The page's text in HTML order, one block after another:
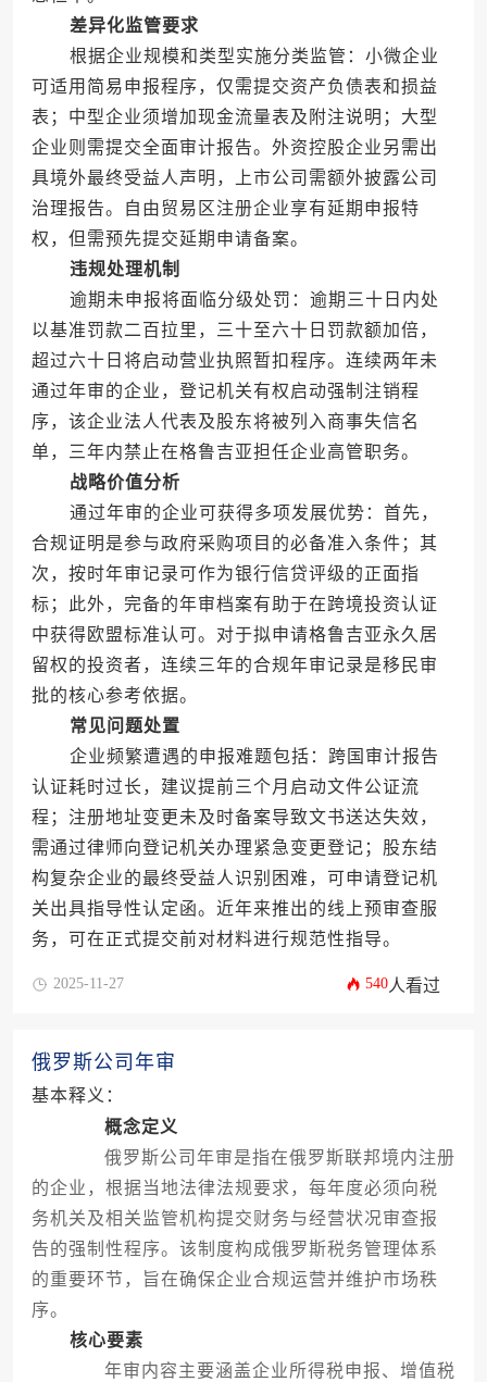
差异化监管要求
根据企业规模和类型实施分类监管：小微企业
可适用简易申报程序，仅需提交资产负债表和损益
表；中型企业须增加现金流量表及附注说明；大型
企业则需提交全面审计报告。外资控股企业另需出
具境外最终受益人声明，上市公司需额外披露公司
治理报告。自由贸易区注册企业享有延期申报特
权，但需预先提交延期申请备案。
违规处理机制
逾期未申报将面临分级处罚：逾期三十日内处
以基准罚款二百拉里，三十至六十日罚款额加倍，
超过六十日将启动营业执照暂扣程序。连续两年未
通过年审的企业，登记机关有权启动强制注销程
序，该企业法人代表及股东将被列入商事失信名
单，三年内禁止在格鲁吉亚担任企业高管职务。
战略价值分析
通过年审的企业可获得多项发展优势：首先，
合规证明是参与政府采购项目的必备准入条件；其
次，按时年审记录可作为银行信贷评级的正面指
标；此外，完备的年审档案有助于在跨境投资认证
中获得欧盟标准认可。对于拟申请格鲁吉亚永久居
留权的投资者，连续三年的合规年审记录是移民审
批的核心参考依据。
常见问题处置
企业频繁遭遇的申报难题包括：跨国审计报告
认证耗时过长，建议提前三个月启动文件公证流
程；注册地址变更未及时备案导致文书送达失效，
需通过律师向登记机关办理紧急变更登记；股东结
构复杂企业的最终受益人识别困难，可申请登记机
关出具指导性认定函。近年来推出的线上预审查服
务，可在正式提交前对材料进行规范性指导。
2025-11-27 540人看过
俄罗斯公司年审
基本释义：
概念定义
俄罗斯公司年审是指在俄罗斯联邦境内注册
的企业，根据当地法律法规要求，每年度必须向税
务机关及相关监管机构提交财务与经营状况审查报
告的强制性程序。该制度构成俄罗斯税务管理体系
的重要环节，旨在确保企业合规运营并维护市场秩
序。
核心要素
年审内容主要涵盖企业所得税申报、增值税